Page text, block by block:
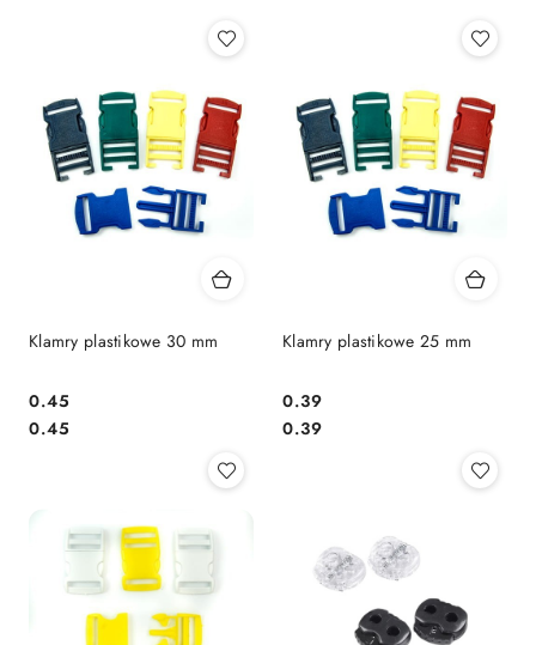
Klamry plastikowe 30 mm
Cena:
0.45
Cena:
0.45
Klamry plastikowe 25 mm
Cena:
0.39
Cena:
0.39